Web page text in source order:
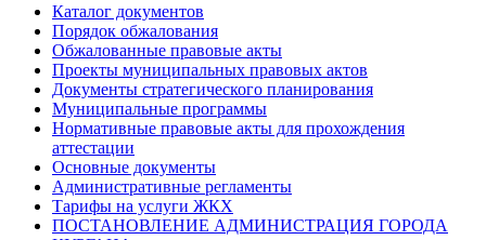
Каталог документов
Порядок обжалования
Обжалованные правовые акты
Проекты муниципальных правовых актов
Документы стратегического планирования
Муниципальные программы
Нормативные правовые акты для прохождения
аттестации
Основные документы
Административные регламенты
Тарифы на услуги ЖКХ
ПОСТАНОВЛЕНИЕ АДМИНИСТРАЦИЯ ГОРОДА